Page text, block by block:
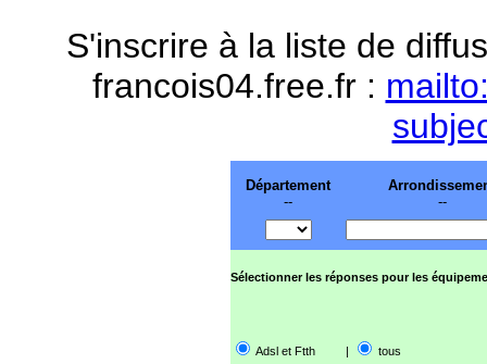
S'inscrire à la liste de
francois04.free.fr :
Département
--
--
Sélectionner les réponses pour les
Adsl et Ftth | tous